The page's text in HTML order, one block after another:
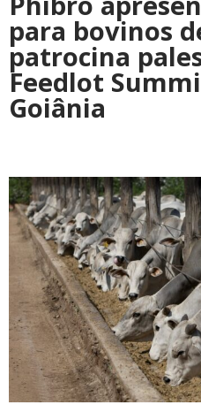
para bovinos
patrocina
Feedlot
Goiânia